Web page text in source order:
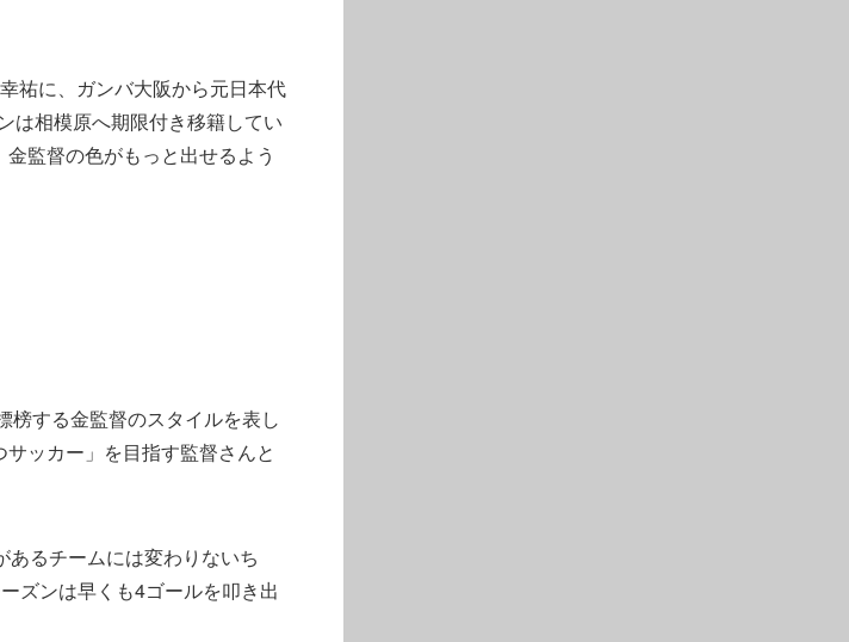
祐に、ガンバ大阪から元日本代
は相模原へ期限付き移籍してい
監督の色がもっと出せるよう
榜する金監督のスタイルを表し
ッカー」を目指す監督さんと
るチームには変わりないち
ズンは早くも4ゴールを叩き出